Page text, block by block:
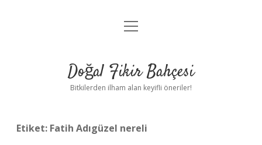
Anasayfa
Yasal Uyarı
menüyü
Doğal Fikir Bahçesi
Bitkilerden ilham alan keyifli öneriler!
Etiket: Fatih Adıgüzel nereli